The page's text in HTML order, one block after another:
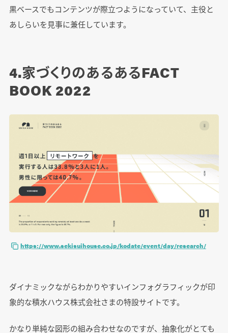
黒ベースでもコンテンツが際立つようになっていて、主役と
あしらいを見事に兼任しています。
4.家づくりのあるあるFACT
BOOK 2022
https://www.sekisuihouse.co.jp/kodate/event/day/research/
ダイナミックながらわかりやすいインフォグラフィックが印
象的な積水ハウス株式会社さまの特設サイトです。
かなり単純な図形の組み合わせなのですが、抽象化がとても